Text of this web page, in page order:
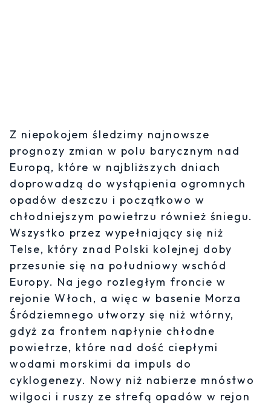
Z niepokojem śledzimy najnowsze
prognozy zmian w polu barycznym nad
Europą, które w najbliższych dniach
doprowadzą do wystąpienia ogromnych
opadów deszczu i początkowo w
chłodniejszym powietrzu również śniegu.
Wszystko przez wypełniający się niż
Telse, który znad Polski kolejnej doby
przesunie się na południowy wschód
Europy. Na jego rozległym froncie w
rejonie Włoch, a więc w basenie Morza
Śródziemnego utworzy się niż wtórny,
gdyż za frontem napłynie chłodne
powietrze, które nad dość ciepłymi
wodami morskimi da impuls do
cyklogenezy. Nowy niż nabierze mnóstwo
wilgoci i ruszy ze strefą opadów w rejon